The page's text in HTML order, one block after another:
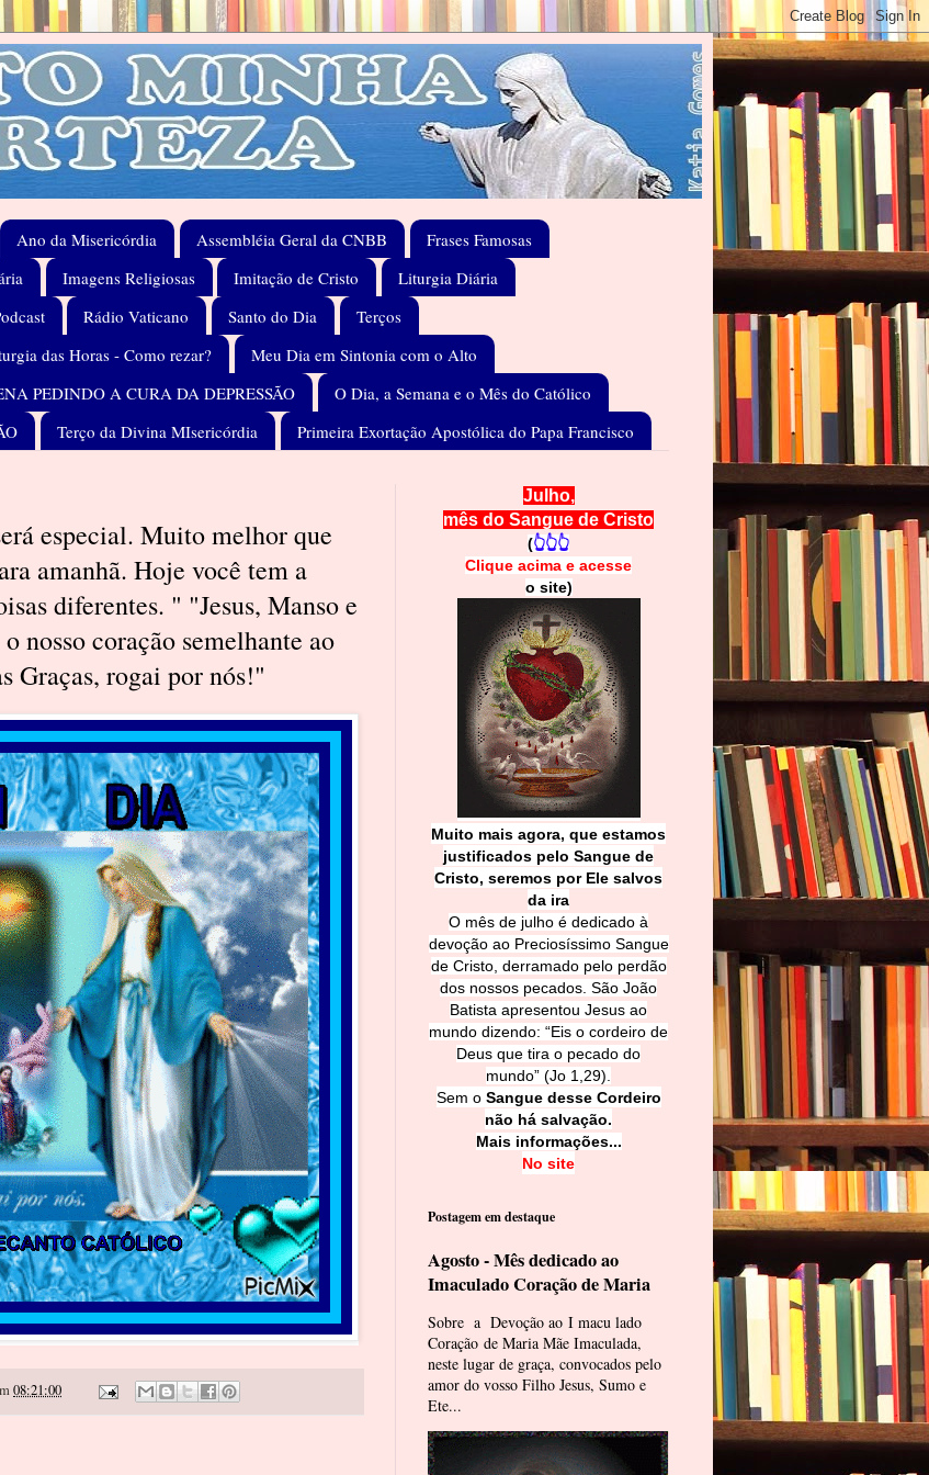
Ano da Misericórdia Assembléia Geral da CNBB
Frases Famosas
Imagens Religiosas Imitação de Cristo
Liturgia Diária
Rádio Vaticano Santo do Dia
Terços
das Horas - Como rezar?
Meu Dia em Sintonia com o Alto
PEDINDO A CURA DA DEPRESSÃO
O Dia, a Semana e o Mês do Católico
Terço da Divina MIsericórdia Primeira Exortação Apostólica do Papa Francisco
especial. Muito melhor que
amanhã. Hoje você tem a
diferentes. " "Jesus, Manso e
nosso coração semelhante ao
Graças, rogai por nós!"
08:21:00
Julho,
mês do Sangue de Cristo
(👆👆👆
Clique acima e acesse
o site)
Muito mais agora, que estamos
justificados pelo Sangue de
Cristo, seremos por Ele salvos
da ira
O mês de julho é dedicado à
devoção ao Preciosíssimo Sangue
de Cristo, derramado pelo perdão
dos nossos pecados. São João
Batista apresentou Jesus ao
mundo dizendo: “Eis o cordeiro de
Deus que tira o pecado do
mundo” (Jo 1,29).
Sem o Sangue desse Cordeiro
não há salvação.
Mais informações...
No site
Postagem em destaque
Agosto - Mês dedicado ao
Imaculado Coração de Maria
Sobre a Devoção ao I macu lado
Coração de Maria Mãe Imaculada,
neste lugar de graça, convocados pelo
amor do vosso Filho Jesus, Sumo e
Ete...